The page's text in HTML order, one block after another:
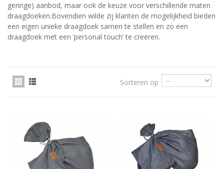
geringe) aanbod, maar ook de keuze voor verschillende maten
draagdoeken.Bovendien wilde zij klanten de mogelijkheid bieden
een eigen unieke draagdoek samen te stellen en zo een
draagdoek met een ‘personal touch’ te creëren.
Sorteren op